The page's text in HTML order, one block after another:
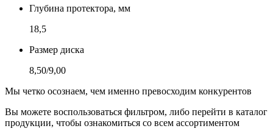
Глубина протектора, мм
18,5
Размер диска
8,50/9,00
Мы четко осознаем, чем именно превосходим конкурентов
Вы можете воспользоваться фильтром, либо перейти в каталог
продукции, чтобы ознакомиться со всем ассортиментом